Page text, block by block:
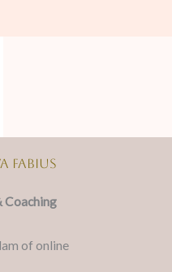
Fabius
Coaching
of online